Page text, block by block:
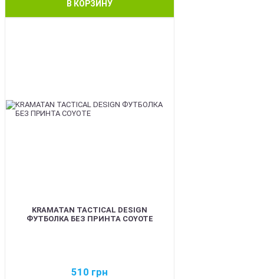
В КОРЗИНУ
KRAMATAN TACTICAL DESIGN
ФУТБОЛКА БЕЗ ПРИНТА COYOTE
510 грн